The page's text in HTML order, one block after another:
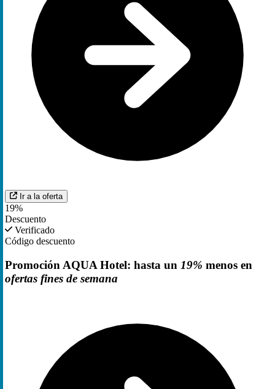
Ir a la oferta
19%
Descuento
Verificado
Código descuento
Promoción AQUA Hotel: hasta un 19% menos en
ofertas fines de semana